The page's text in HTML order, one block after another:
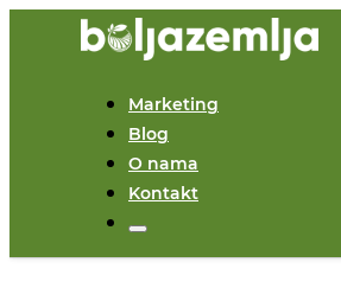
Marketing
Blog
O nama
Kontakt